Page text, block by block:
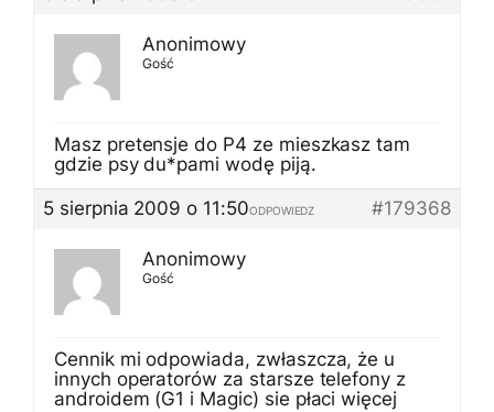
Anonimowy
Gość
Masz pretensje do P4 ze mieszkasz tam
gdzie psy du*pami wodę piją.
5 sierpnia 2009 o 11:50
#179368
ODPOWIEDZ
Anonimowy
Gość
Cennik mi odpowiada, zwłaszcza, że u
innych operatorów za starsze telefony z
androidem (G1 i Magic) sie płaci więcej